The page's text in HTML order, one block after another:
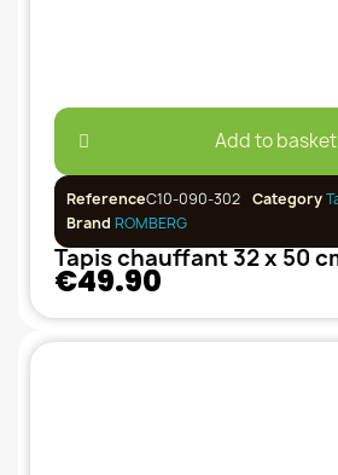
Add to basket
ReferenceC10-090-302 Category
Brand ROMBERG
€49.90